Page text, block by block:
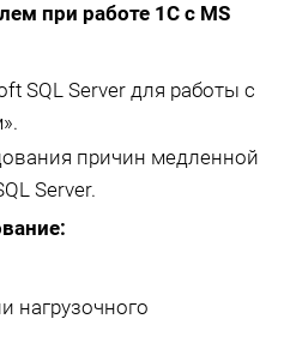
при работе 1С с MS
SQL Server для работы с
причин медленной
Server.
нагрузочного